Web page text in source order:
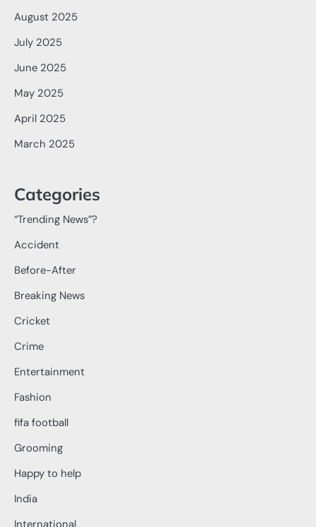
August 2025
July 2025
June 2025
May 2025
April 2025
March 2025
Categories
“Trending News”?
Accident
Before-After
Breaking News
Cricket
Crime
Entertainment
Fashion
fifa football
Grooming
Happy to help
India